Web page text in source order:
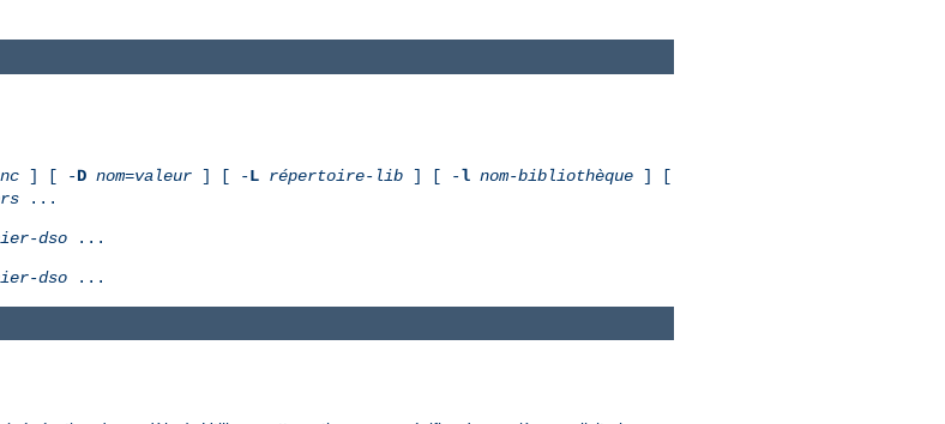
] [ -D nom=valeur ] [ -L répertoire-lib ] [ -l nom-bibliothèque ] [
...
dso ...
dso ...